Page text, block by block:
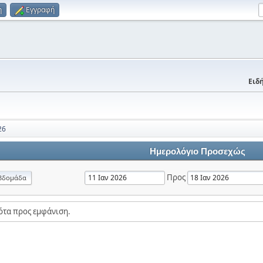
Εγγραφή
Ημερολόγιο Προσεχώς
Προς
προς εμφάνιση.